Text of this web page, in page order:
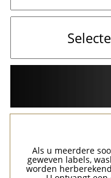
Als u meerdere
geweven labels,
worden